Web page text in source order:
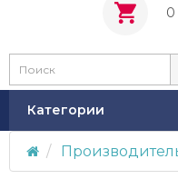
0
Категории